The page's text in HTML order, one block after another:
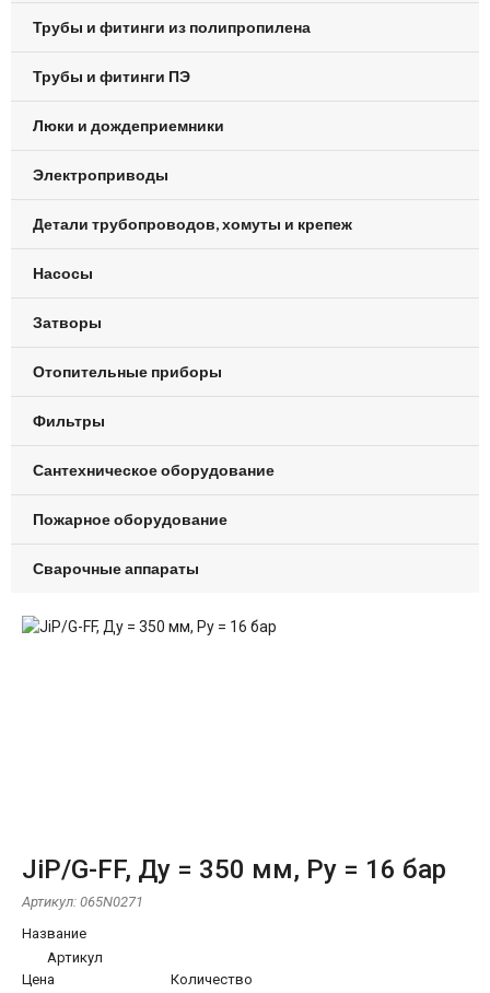
Трубы и фитинги из полипропилена
Трубы и фитинги ПЭ
Люки и дождеприемники
Электроприводы
Детали трубопроводов, хомуты и крепеж
Насосы
Затворы
Отопительные приборы
Фильтры
Сантехническое оборудование
Пожарное оборудование
Сварочные аппараты
JiP/G-FF, Ду = 350 мм, Ру = 16 бар
Артикул: 065N0271
Название
Артикул
Цена
Количество